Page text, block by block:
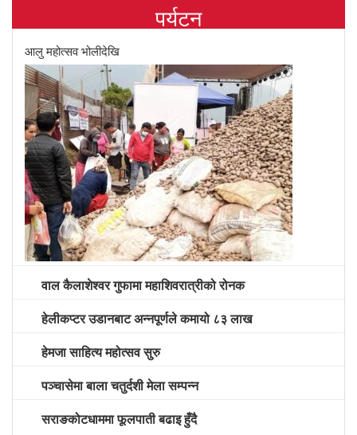
पर्यटन
आलु महोत्सव भोलीदेखि
वाल कैलाशेश्वर गुफामा महाशिवरात्रीको रोनक
हेलीकप्टर उडानबाट अन्नपूर्णले कमायो ८३ लाख
हेमजा साहित्य महोत्सव सुरु
पञ्चासेमा बाला चतुर्दशी मेला सम्पन्न
सराङकोटधाममा फूलपाती बढाइ हुँदै